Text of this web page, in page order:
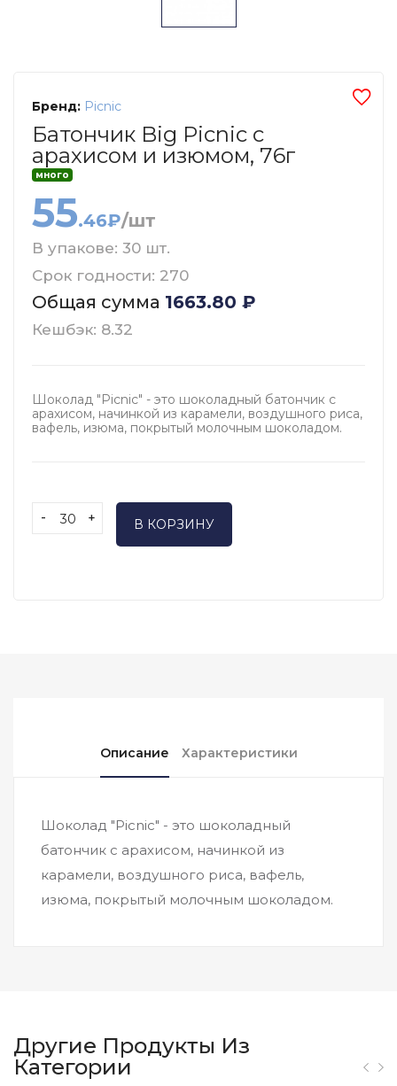
Бренд: Picnic
Батончик Big Picnic с
арахисом и изюмом, 76г
много
55.46₽/шт
В упакове: 30 шт.
Срок годности: 270
Общая сумма 1663.80 ₽
Кешбэк: 8.32
Шоколад "Picnic" - это шоколадный батончик с
арахисом, начинкой из карамели, воздушного риса,
вафель, изюма, покрытый молочным шоколадом.
- + В КОРЗИНУ
Описание Характеристики
Шоколад "Picnic" - это шоколадный
батончик с арахисом, начинкой из
карамели, воздушного риса, вафель,
изюма, покрытый молочным шоколадом.
Другие Продукты Из
Категории